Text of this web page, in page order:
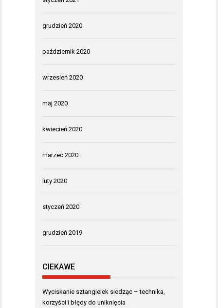
grudzień 2020
październik 2020
wrzesień 2020
maj 2020
kwiecień 2020
marzec 2020
luty 2020
styczeń 2020
grudzień 2019
CIEKAWE
Wyciskanie sztangielek siedząc – technika,
korzyści i błędy do uniknięcia